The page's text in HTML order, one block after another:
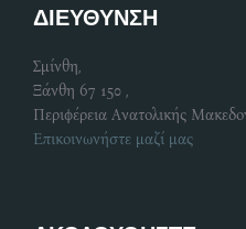
ΔΙΕΥΘΥΝΣΗ
Σμίνθη,
Ξάνθη 67 150 ,
Περιφέρεια Ανατολικής
Επικοινωνήστε μαζί μας